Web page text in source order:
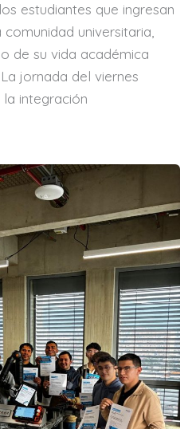
estudiantes que ingresan
universitaria,
de su vida académica
jornada del viernes
integración